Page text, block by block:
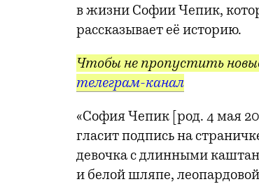
в жизни Софии Чепик,
рассказывает её историю.
Чтобы не пропустить
телеграм-канал
«София Чепик [род. 4 мая
гласит подпись на
девочка с длинными
и белой шляпе,